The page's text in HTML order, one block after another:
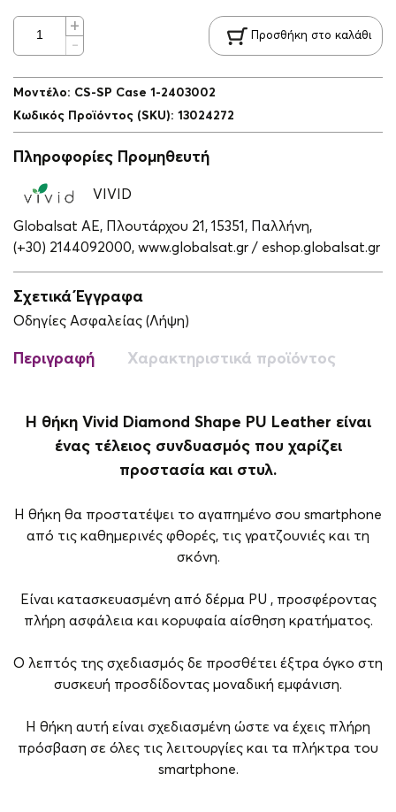
Προσθήκη στο καλάθι
Μοντέλο: CS-SP Case 1-2403002
Κωδικός Προϊόντος (SKU): 13024272
Πληροφορίες Προμηθευτή
VIVID
Globalsat ΑΕ, Πλουτάρχου 21, 15351, Παλλήνη,
(+30) 2144092000, www.globalsat.gr / eshop.globalsat.gr
Σχετικά Έγγραφα
Οδηγίες Ασφαλείας (Λήψη)
Περιγραφή Χαρακτηριστικά προϊόντος
Η θήκη Vivid Diamond Shape PU Leather είναι
ένας τέλειος συνδυασμός που χαρίζει
προστασία και στυλ.
Η θήκη θα προστατέψει το αγαπημένο σου smartphone
από τις καθημερινές φθορές, τις γρατζουνιές και τη
σκόνη.
Είναι κατασκευασμένη από δέρμα PU , προσφέροντας
πλήρη ασφάλεια και κορυφαία αίσθηση κρατήματος.
Ο λεπτός της σχεδιασμός δε προσθέτει έξτρα όγκο στη
συσκευή προσδίδοντας μοναδική εμφάνιση.
Η θήκη αυτή είναι σχεδιασμένη ώστε να έχεις πλήρη
πρόσβαση σε όλες τις λειτουργίες και τα πλήκτρα του
smartphone.